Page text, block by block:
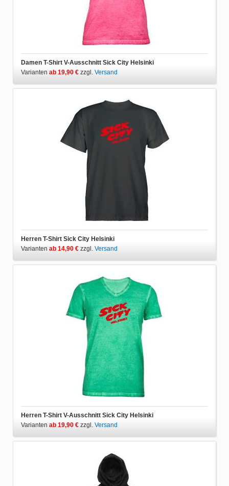
Damen T-Shirt V-Ausschnitt Sick City Helsinki
Varianten ab 19,90 € zzgl. Versand
Herren T-Shirt Sick City Helsinki
Varianten ab 14,90 € zzgl. Versand
Herren T-Shirt V-Ausschnitt Sick City Helsinki
Varianten ab 19,90 € zzgl. Versand